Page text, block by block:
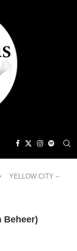
YELLOW CITY –
Beheer)